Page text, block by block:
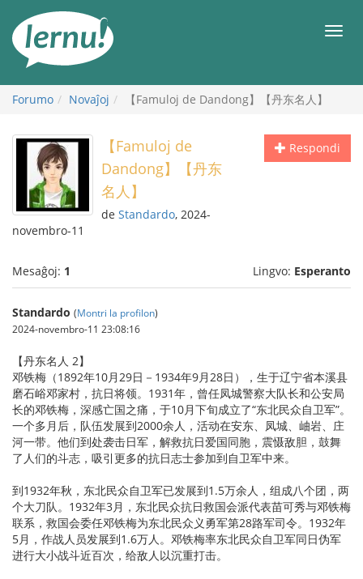
enhavo
Forumo Novaĵoj 【Famuloj de Dandong】【丹东名人】
Respondi
【Famuloj de
Dandong】【丹东
名人】
de Standardo, 2024-
novembro-11
Mesaĝoj: 1 Lingvo: Esperanto
Standardo (Montri la profilon)
2024-novembro-11 23:08:16
【丹东名人 2】
邓铁梅（1892年10月29日－1934年9月28日），生于辽宁省本溪县
磨石峪邓家村，抗日将领。1931年，曾任凤城警察大队长和公安局
长的邓铁梅，深感亡国之痛，于10月下旬成立了“东北民众自卫军”。
一个多月后，队伍发展到2000余人，活动在安东、凤城、岫岩、庄
河一带。他们到处袭击日军，解救抗日爱国同胞，震慑敌胆，鼓舞
了人们的斗志，吸引更多的抗日志士参加到自卫军中来。
到1932年秋，东北民众自卫军已发展到1.5万余人，组成八个团，两
个大刀队。1932年3月，东北民众抗日救国会派代表苗可秀与邓铁梅
联系，救国会委任邓铁梅为东北民众义勇军第28路军司令。1932年
5月，作战人员发展到1.6万人。邓铁梅率东北民众自卫军同日伪军
进行大小战斗近百次，给敌人以沉重打击。